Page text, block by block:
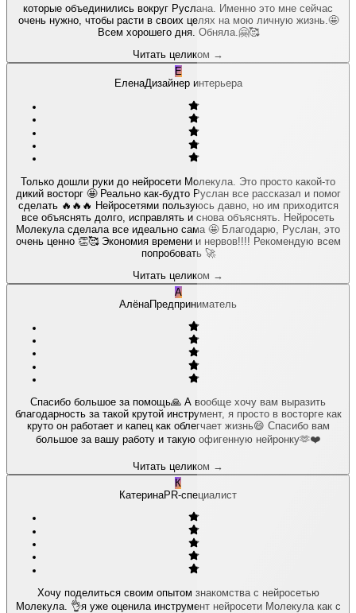
которые объединились вокруг Руслана. Именно это мне сейчас
очень нужно, чтобы расти в своих целях на мою личную жизнь.🤩
Всем хорошего дня. Обняла.🤗🥰
Читать целиком →
Е
ЕленаДизайнер интерьера
Только дошли руки до нейросети Молекула. Это просто какой-то
дикий восторг 🤩 Реально как-будто Руслан все рассказал и помог
сделать 🔥🔥🔥 Нейросетями пользуюсь давно, но им приходится
все объяснять долго, исправлять и снова объяснять. Нейросеть
Молекула сделала все идеально сама 🤩 Благодарю, Руслан, это
очень ценно 👏🥰 Экономия времени и нервов!!!! Рекомендую всем
попробовать 🚀
Читать целиком →
А
АлёнаПредприниматель
Спасибо большое за помощь🙏 А вообще хочу вам выразить
благодарность за такой крутой инструмент, я просто в восторге как
круто он работает и капец как облегчает жизнь😄 Спасибо вам
большое за вашу работу и такую офигенную нейронку🫶❤️
Читать целиком →
К
КатеринаPR-специалист
Хочу поделиться своим опытом знакомства с нейросетью
Молекула. 👌я уже оценила инструмент нейросети Молекула как с